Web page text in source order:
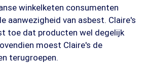
winkelketen consumenten
aanwezigheid van asbest. Claire's
toe dat producten wel degelijk
moest Claire's de
terugroepen.